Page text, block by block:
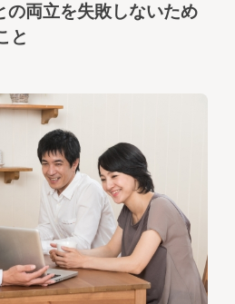
の両立を失敗しないため
と